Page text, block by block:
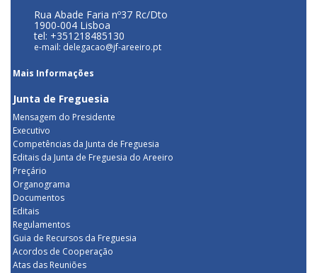
Rua Abade Faria nº37 Rc/Dto
1900-004 Lisboa
tel: +351218485130
e-mail: delegacao@jf-areeiro.pt
Mais Informações
Junta de Freguesia
Mensagem do Presidente
Executivo
Competências da Junta de Freguesia
Editais da Junta de Freguesia do Areeiro
Preçário
Organograma
Documentos
Editais
Regulamentos
Guia de Recursos da Freguesia
Acordos de Cooperação
Atas das Reuniões